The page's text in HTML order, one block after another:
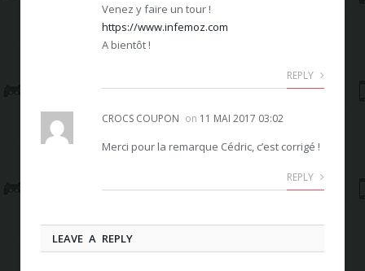
Venez y faire un tour !
https://www.infemoz.com
A bientôt !
REPLY
CROCS COUPON on 11 MAI 2017 03:02
Merci pour la remarque Cédric, c’est corrigé !
REPLY
LEAVE A REPLY